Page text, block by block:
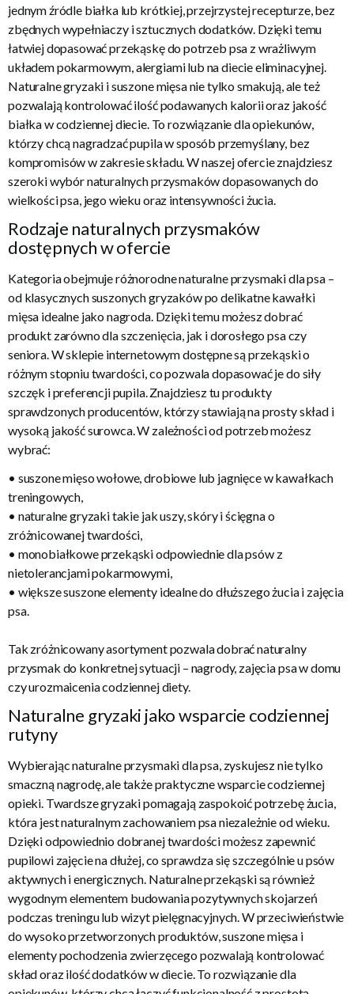
jednym źródle białka lub krótkiej, przejrzystej recepturze, bez
zbędnych wypełniaczy i sztucznych dodatków. Dzięki temu
łatwiej dopasować przekąskę do potrzeb psa z wrażliwym
układem pokarmowym, alergiami lub na diecie eliminacyjnej.
Naturalne gryzaki i suszone mięsa nie tylko smakują, ale też
pozwalają kontrolować ilość podawanych kalorii oraz jakość
białka w codziennej diecie. To rozwiązanie dla opiekunów,
którzy chcą nagradzać pupila w sposób przemyślany, bez
kompromisów w zakresie składu. W naszej ofercie znajdziesz
szeroki wybór naturalnych przysmaków dopasowanych do
wielkości psa, jego wieku oraz intensywności żucia.
Rodzaje naturalnych przysmaków
dostępnych w ofercie
Kategoria obejmuje różnorodne naturalne przysmaki dla psa –
od klasycznych suszonych gryzaków po delikatne kawałki
mięsa idealne jako nagroda. Dzięki temu możesz dobrać
produkt zarówno dla szczenięcia, jak i dorosłego psa czy
seniora. W sklepie internetowym dostępne są przekąski o
różnym stopniu twardości, co pozwala dopasować je do siły
szczęk i preferencji pupila. Znajdziesz tu produkty
sprawdzonych producentów, którzy stawiają na prosty skład i
wysoką jakość surowca. W zależności od potrzeb możesz
wybrać:
• suszone mięso wołowe, drobiowe lub jagnięce w kawałkach
treningowych,
• naturalne gryzaki takie jak uszy, skóry i ścięgna o
zróżnicowanej twardości,
• monobiałkowe przekąski odpowiednie dla psów z
nietolerancjami pokarmowymi,
• większe suszone elementy idealne do dłuższego żucia i zajęcia
psa.
Tak zróżnicowany asortyment pozwala dobrać naturalny
przysmak do konkretnej sytuacji – nagrody, zajęcia psa w domu
czy urozmaicenia codziennej diety.
Naturalne gryzaki jako wsparcie codziennej
rutyny
Wybierając naturalne przysmaki dla psa, zyskujesz nie tylko
smaczną nagrodę, ale także praktyczne wsparcie codziennej
opieki. Twardsze gryzaki pomagają zaspokoić potrzebę żucia,
która jest naturalnym zachowaniem psa niezależnie od wieku.
Dzięki odpowiednio dobranej twardości możesz zapewnić
pupilowi zajęcie na dłużej, co sprawdza się szczególnie u psów
aktywnych i energicznych. Naturalne przekąski są również
wygodnym elementem budowania pozytywnych skojarzeń
podczas treningu lub wizyt pielęgnacyjnych. W przeciwieństwie
do wysoko przetworzonych produktów, suszone mięsa i
elementy pochodzenia zwierzęcego pozwalają kontrolować
skład oraz ilość dodatków w diecie. To rozwiązanie dla